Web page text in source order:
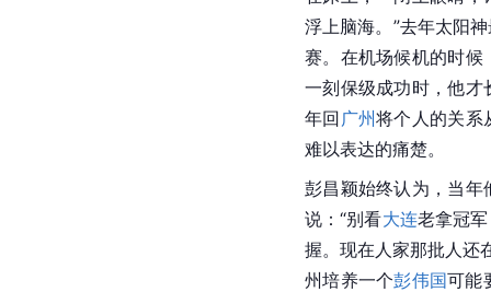
浮上脑海。”去年太阳
赛。在机场候机的时候
一刻保级成功时，他才
年回 广州将个人的关系
难以表达的痛楚。
彭昌颖始终认为，当年
说：“别看大连老拿冠
握。现在人家那批人还
州培养一个彭伟国可能